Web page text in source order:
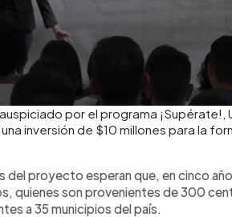
por el programa ¡Supérate!,
inversión de $10 millones para la
del proyecto esperan que, en cinco
quienes son provenientes de 300
a 35 municipios del país.